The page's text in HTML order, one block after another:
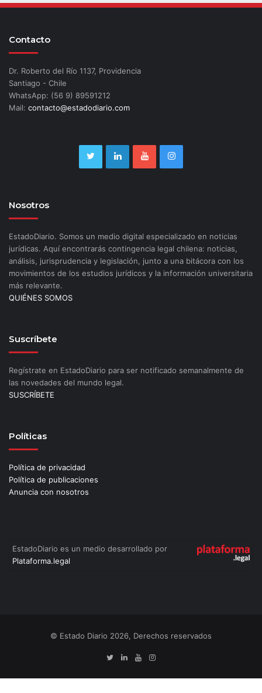
Contacto
Dr. Roberto del Río 1137, Providencia
Santiago - Chile
WhatsApp: (56 9) 89591212
Mail: contacto@estadodiario.com
Nosotros
EstadoDiario. Somos un medio digital especializado en noticias
jurídicas. Aquí encontrarás contingencia legal chilena: noticias,
análisis, jurisprudencia y legislación, junto a una bitácora con los
movimientos de los estudios jurídicos y la información universitaria
más relevante.
QUIÉNES SOMOS
Suscríbete
Regístrate en EstadoDiario para ser notificado semanalmente de
las novedades del mundo legal.
SUSCRÍBETE
Políticas
Política de privacidad
Política de publicaciones
Anuncia con nosotros
EstadoDiario es un medio desarrollado por
Plataforma.legal
© Estado Diario 2026, Derechos reservados